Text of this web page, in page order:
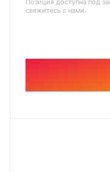
свяжитесь с нами.